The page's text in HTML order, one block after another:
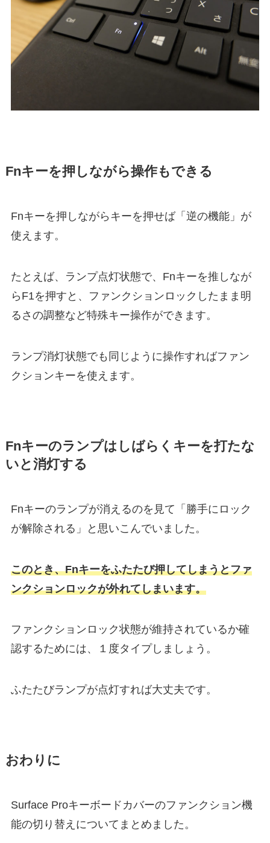
Fnキーを押しながら操作もできる
Fnキーを押しながらキーを押せば「逆の機能」が
使えます。
たとえば、ランプ点灯状態で、Fnキーを推しなが
らF1を押すと、ファンクションロックしたまま明
るさの調整など特殊キー操作ができます。
ランプ消灯状態でも同じように操作すればファン
クションキーを使えます。
Fnキーのランプはしばらくキーを打たな
いと消灯する
Fnキーのランプが消えるのを見て「勝手にロック
が解除される」と思いこんでいました。
このとき、Fnキーをふたたび押してしまうとファ
ンクションロックが外れてしまいます。
ファンクションロック状態が維持されているか確
認するためには、１度タイプしましょう。
ふたたびランプが点灯すれば大丈夫です。
おわりに
Surface Proキーボードカバーのファンクション機
能の切り替えについてまとめました。